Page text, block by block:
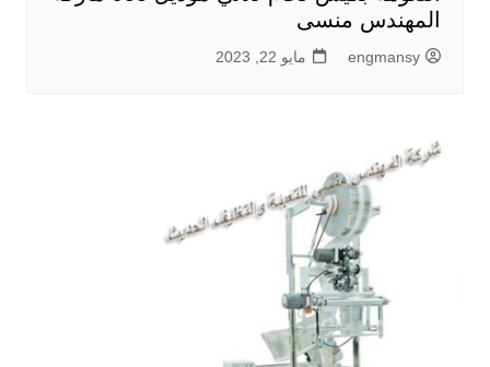
المهندس منسى
engmansy مايو 22, 2023